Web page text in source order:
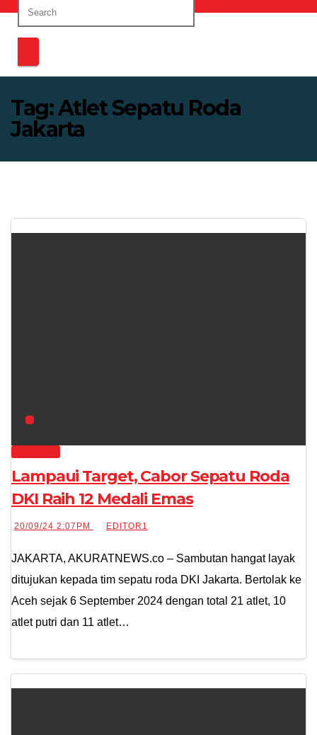
Tag:Atlet Sepatu Roda
Jakarta
Lampaui Target, Cabor Sepatu Roda
DKI Raih 12 Medali Emas
20/09/24 2:07PM EDITOR1
JAKARTA, AKURATNEWS.co – Sambutan hangat layak
ditujukan kepada tim sepatu roda DKI Jakarta. Bertolak ke
Aceh sejak 6 September 2024 dengan total 21 atlet, 10
atlet putri dan 11 atlet…